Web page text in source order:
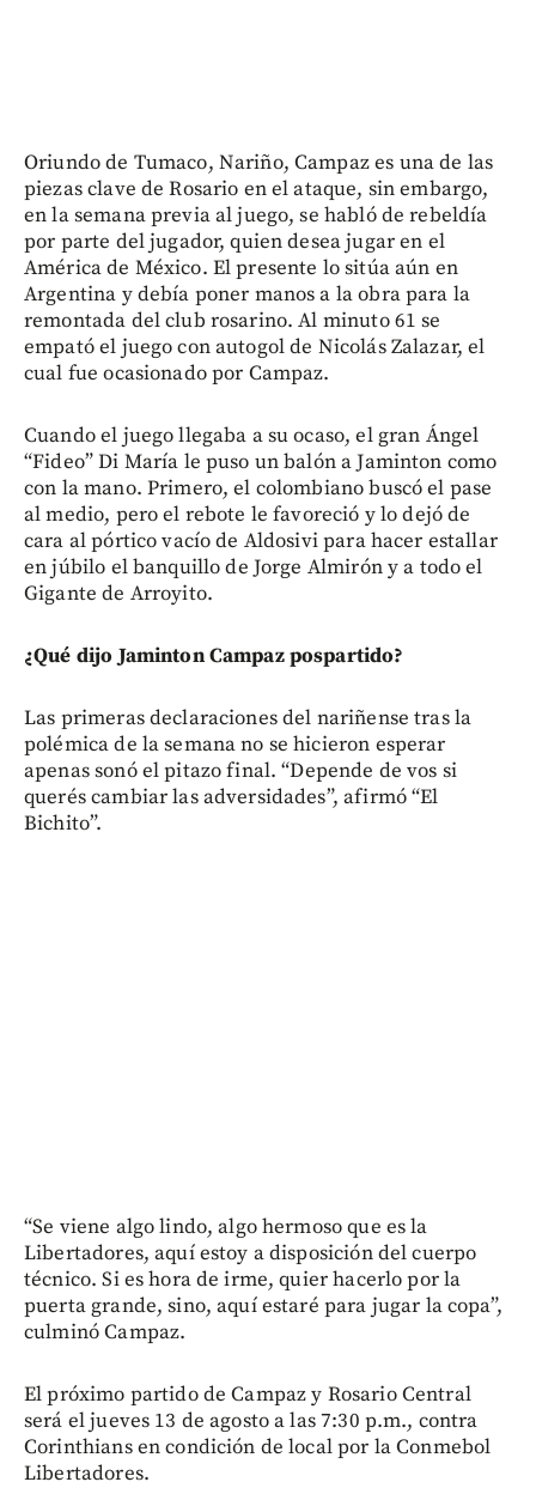
Oriundo de Tumaco, Nariño, Campaz es una de las
piezas clave de Rosario en el ataque, sin embargo,
en la semana previa al juego, se habló de rebeldía
por parte del jugador, quien desea jugar en el
América de México. El presente lo sitúa aún en
Argentina y debía poner manos a la obra para la
remontada del club rosarino. Al minuto 61 se
empató el juego con autogol de Nicolás Zalazar, el
cual fue ocasionado por Campaz.
Cuando el juego llegaba a su ocaso, el gran Ángel
“Fideo” Di María le puso un balón a Jaminton como
con la mano. Primero, el colombiano buscó el pase
al medio, pero el rebote le favoreció y lo dejó de
cara al pórtico vacío de Aldosivi para hacer estallar
en júbilo el banquillo de Jorge Almirón y a todo el
Gigante de Arroyito.
¿Qué dijo Jaminton Campaz pospartido?
Las primeras declaraciones del nariñense tras la
polémica de la semana no se hicieron esperar
apenas sonó el pitazo final. “Depende de vos si
querés cambiar las adversidades”, afirmó “El
Bichito”.
“Se viene algo lindo, algo hermoso que es la
Libertadores, aquí estoy a disposición del cuerpo
técnico. Si es hora de irme, quier hacerlo por la
puerta grande, sino, aquí estaré para jugar la copa”,
culminó Campaz.
El próximo partido de Campaz y Rosario Central
será el jueves 13 de agosto a las 7:30 p.m., contra
Corinthians en condición de local por la Conmebol
Libertadores.